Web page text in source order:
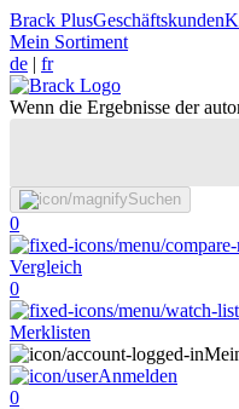
Brack PlusGeschäftskunden
Mein Sortiment
de | fr
Wenn die Ergebnisse der
Suchen
0
Vergleich
0
Merklisten
Anmelden
0